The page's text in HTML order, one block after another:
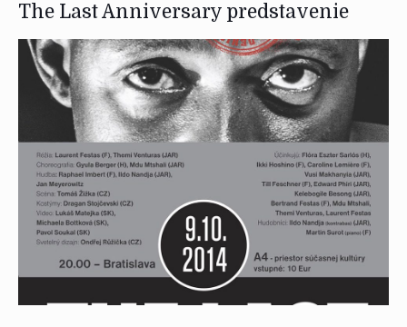
The Last Anniversary predstavenie